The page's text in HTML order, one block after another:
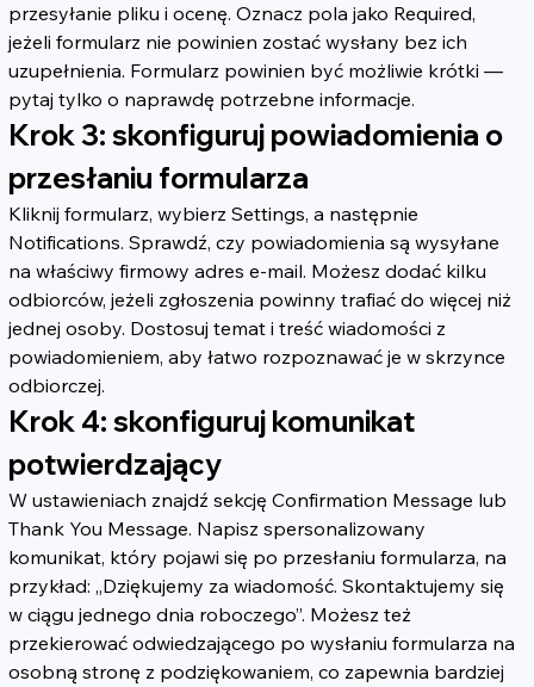
przesyłanie pliku i ocenę. Oznacz pola jako Required,
jeżeli formularz nie powinien zostać wysłany bez ich
uzupełnienia. Formularz powinien być możliwie krótki —
pytaj tylko o naprawdę potrzebne informacje.
Krok 3: skonfiguruj powiadomienia o
przesłaniu formularza
Kliknij formularz, wybierz Settings, a następnie
Notifications. Sprawdź, czy powiadomienia są wysyłane
na właściwy firmowy adres e-mail. Możesz dodać kilku
odbiorców, jeżeli zgłoszenia powinny trafiać do więcej niż
jednej osoby. Dostosuj temat i treść wiadomości z
powiadomieniem, aby łatwo rozpoznawać je w skrzynce
odbiorczej.
Krok 4: skonfiguruj komunikat
potwierdzający
W ustawieniach znajdź sekcję Confirmation Message lub
Thank You Message. Napisz spersonalizowany
komunikat, który pojawi się po przesłaniu formularza, na
przykład: „Dziękujemy za wiadomość. Skontaktujemy się
w ciągu jednego dnia roboczego”. Możesz też
przekierować odwiedzającego po wysłaniu formularza na
osobną stronę z podziękowaniem, co zapewnia bardziej